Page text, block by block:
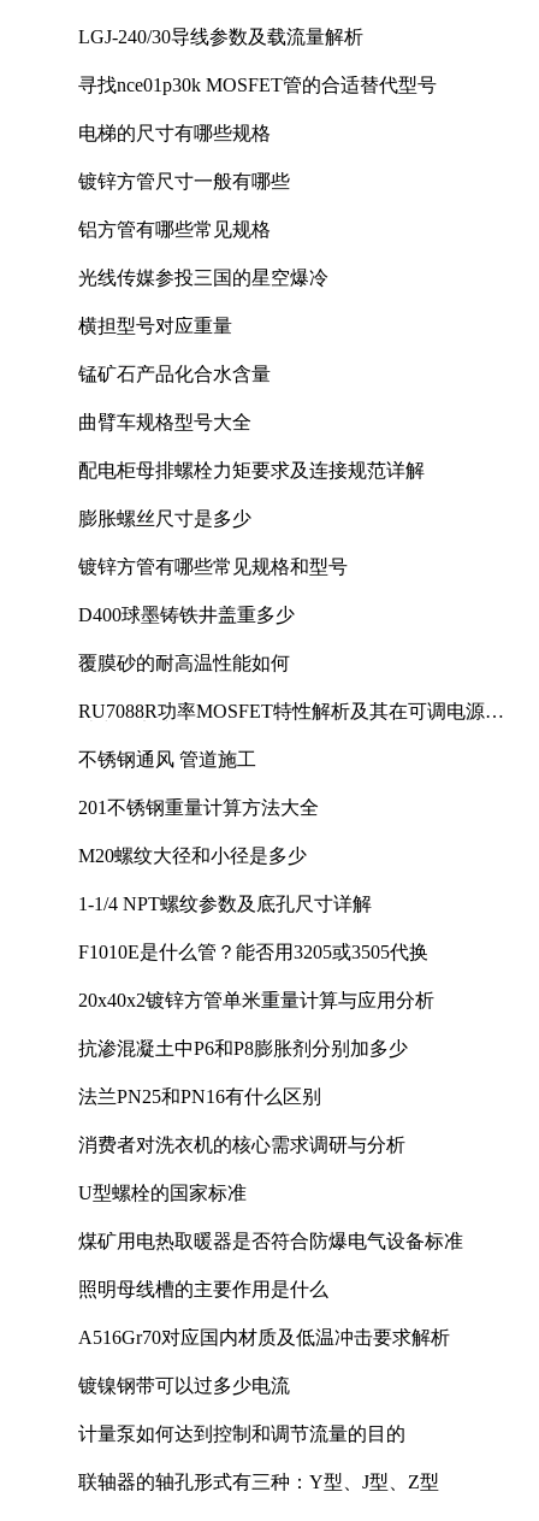
LGJ-240/30导线参数及载流量解析
寻找nce01p30k MOSFET管的合适替代型号
电梯的尺寸有哪些规格
镀锌方管尺寸一般有哪些
铝方管有哪些常见规格
光线传媒参投三国的星空爆冷
横担型号对应重量
锰矿石产品化合水含量
曲臂车规格型号大全
配电柜母排螺栓力矩要求及连接规范详解
膨胀螺丝尺寸是多少
镀锌方管有哪些常见规格和型号
D400球墨铸铁井盖重多少
覆膜砂的耐高温性能如何
RU7088R功率MOSFET特性解析及其在可调电源设
不锈钢通风 管道施工
201不锈钢重量计算方法大全
M20螺纹大径和小径是多少
1-1/4 NPT螺纹参数及底孔尺寸详解
F1010E是什么管？能否用3205或3505代换
20x40x2镀锌方管单米重量计算与应用分析
抗渗混凝土中P6和P8膨胀剂分别加多少
法兰PN25和PN16有什么区别
消费者对洗衣机的核心需求调研与分析
U型螺栓的国家标准
煤矿用电热取暖器是否符合防爆电气设备标准
照明母线槽的主要作用是什么
A516Gr70对应国内材质及低温冲击要求解析
镀镍钢带可以过多少电流
计量泵如何达到控制和调节流量的目的
联轴器的轴孔形式有三种：Y型、J型、Z型